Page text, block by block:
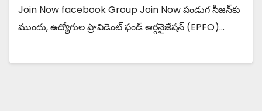
Join Now facebook Group Join Now పండుగ సీజన్‌కు
ముందు, ఉద్యోగుల ప్రావిడెంట్ ఫండ్ ఆర్గనైజేషన్ (EPFO)…